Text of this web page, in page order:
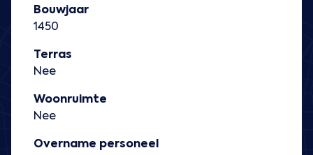
Bouwjaar
1450
Terras
Nee
Woonruimte
Nee
Overname personeel